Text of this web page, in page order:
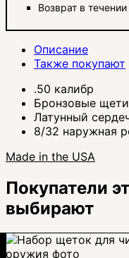
Возврат в
Описание
Также покупают
.50 калибр
Бронзовые
Латунный
8/32 наружная
Made in the USA
Покупатели
выбирают